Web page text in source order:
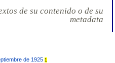
de su contenido o de su
metadata
de 1925 1